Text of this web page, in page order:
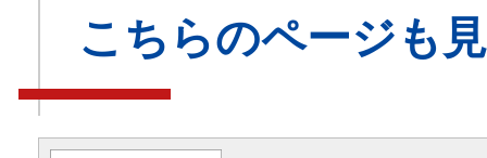
こちらのページも